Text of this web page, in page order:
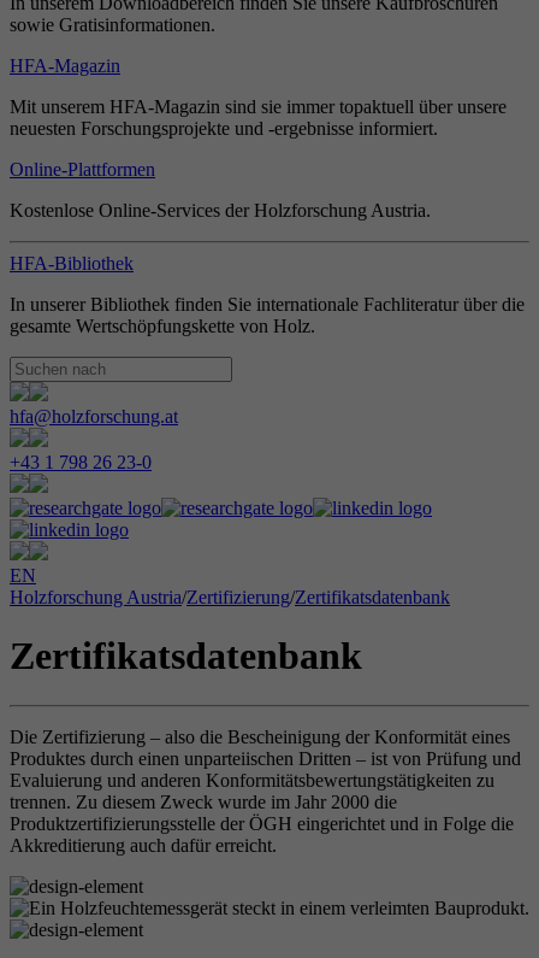
sowie Gratisinformationen.
HFA-Magazin
Mit unserem HFA-Magazin sind sie immer topaktuell über unsere
neuesten Forschungsprojekte und -ergebnisse informiert.
Online-Plattformen
Kostenlose Online-Services der Holzforschung Austria.
HFA-Bibliothek
In unserer Bibliothek finden Sie internationale Fachliteratur über die
gesamte Wertschöpfungskette von Holz.
hfa@holzforschung.at
+43 1 798 26 23-0
EN
Holzforschung Austria/Zertifizierung/Zertifikatsdatenbank
Zertifikatsdatenbank
Die Zertifizierung – also die Bescheinigung der Konformität eines
Produktes durch einen unparteiischen Dritten – ist von Prüfung und
Evaluierung und anderen Konformitätsbewertungstätigkeiten zu
trennen. Zu diesem Zweck wurde im Jahr 2000 die
Produktzertifizierungsstelle der ÖGH eingerichtet und in Folge die
Akkreditierung auch dafür erreicht.